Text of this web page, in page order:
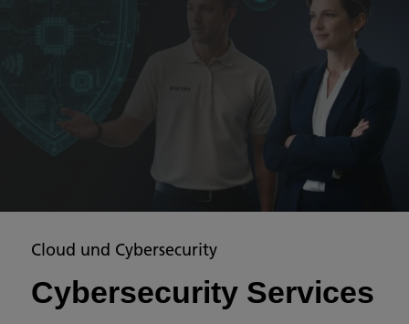
Cloud und Cybersecurity
Cybersecurity Services